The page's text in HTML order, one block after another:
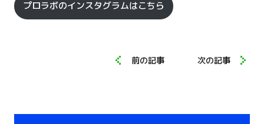
プロラボのインスタグラムはこちら
前の記事 次の記事